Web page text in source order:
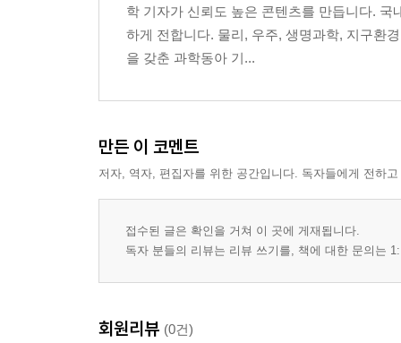
136 과학사 극장 | 리제 마이트너는 노벨상을 빼앗
아트&컬처
140 SF소설 | 기억과 사회
148 2024 SF 스토리 공모전
150 새책 | 의연한 신념으로 성급한 편견을 넘어선
154 행사 | 크루즈 디에즈 RGB, 세기의 컬러들
156 편집 후기"
학 기자가 신뢰도 높은 콘텐츠를 만듭니다.
하게 전합니다. 물리, 우주, 생명과학, 지구환
을 갖춘 과학동아 기...
만든 이 코멘트
저자, 역자, 편집자를 위한 공간입니다. 독자들에게 전하
접수된 글은 확인을 거쳐 이 곳에 게재됩니다.
독자 분들의 리뷰는 리뷰 쓰기를, 책에 대한 문의는
회원리뷰 (0건)